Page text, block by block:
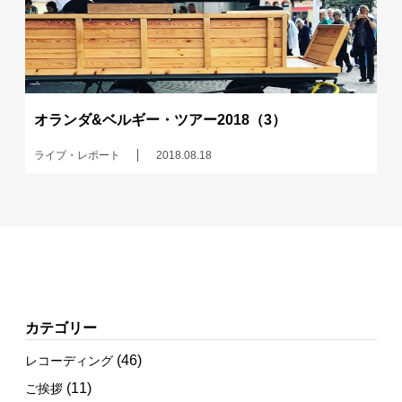
オランダ&ベルギー・ツアー2018（3）
ライブ・レポート 2018.08.18
カテゴリー
レコーディング (46)
ご挨拶 (11)